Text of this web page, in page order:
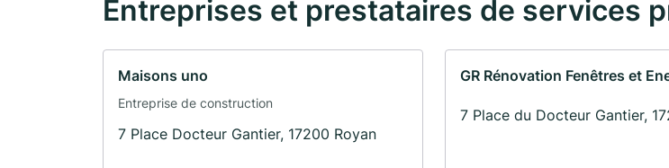
Entreprises et prestataires de services
Maisons uno
Entreprise de construction
7 Place Docteur Gantier, 17200 Royan
GR Rénovation Fenêtres et
7 Place du Docteur Gantier,